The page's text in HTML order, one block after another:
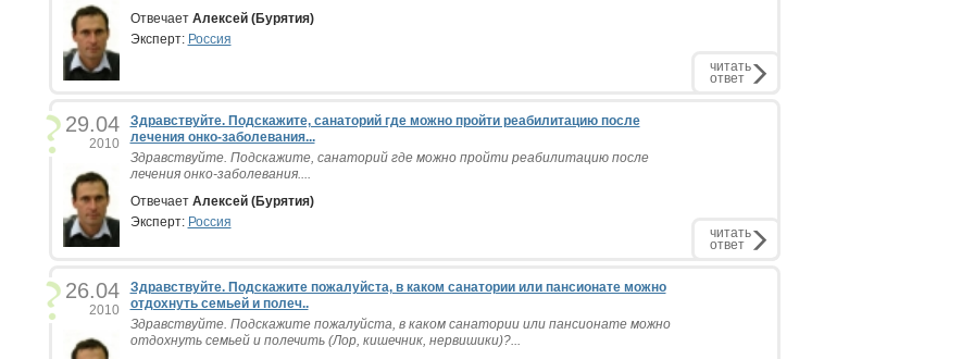
Отвечает Алексей (Бурятия)
Эксперт: Россия
читать
ответ
29.04
2010
Здравствуйте. Подскажите, санаторий где можно пройти реабилитацию после
лечения онко-заболевания...
Здравствуйте. Подскажите, санаторий где можно пройти реабилитацию после
лечения онко-заболевания....
Отвечает Алексей (Бурятия)
Эксперт: Россия
читать
ответ
26.04
2010
Здравствуйте. Подскажите пожалуйста, в каком санатории или пансионате можно
отдохнуть семьей и полеч..
Здравствуйте. Подскажите пожалуйста, в каком санатории или пансионате можно
отдохнуть семьей и полечить (Лор, кишечник, нервишики)?...